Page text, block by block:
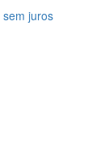
sem juros